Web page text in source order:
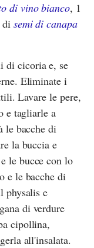
di vino bianco, 1
di semi di canapa
di cicoria e, se
Eliminate i
Lavare le pere,
e tagliarle a
le bacche di
la buccia e
le bucce con lo
e le bacche di
physalis e
di verdure
cipollina,
all'insalata.